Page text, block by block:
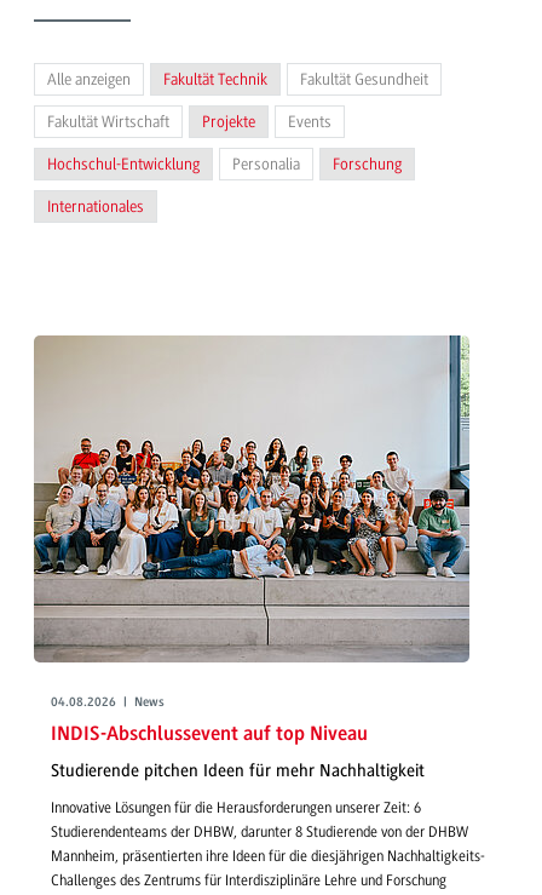
Alle anzeigen Fakultät Technik Fakultät Gesundheit
Fakultät Wirtschaft Projekte Events
Hochschul-Entwicklung Personalia Forschung
Internationales
04.08.2026 | News
INDIS-Abschlussevent auf top Niveau
Studierende pitchen Ideen für mehr Nachhaltigkeit
Innovative Lösungen für die Herausforderungen unserer Zeit: 6
Studierendenteams der DHBW, darunter 8 Studierende von der DHBW
Mannheim, präsentierten ihre Ideen für die diesjährigen Nachhaltigkeits-
Challenges des Zentrums für Interdisziplinäre Lehre und Forschung